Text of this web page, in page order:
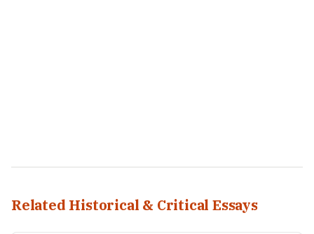
Related Historical & Critical Essays